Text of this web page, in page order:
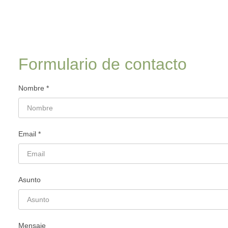
Formulario de contacto
Nombre *
Email *
Asunto
Mensaje